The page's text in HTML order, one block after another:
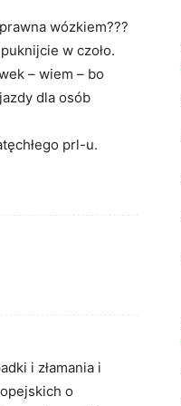
wózkiem???
w czoło.
– wiem – bo
dla osób
prl-u.
i złamania i
o